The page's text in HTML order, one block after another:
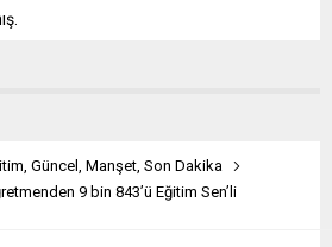
, Güncel , Manşet, Son Dakika
9 bin 843’ü Eğitim Sen’li